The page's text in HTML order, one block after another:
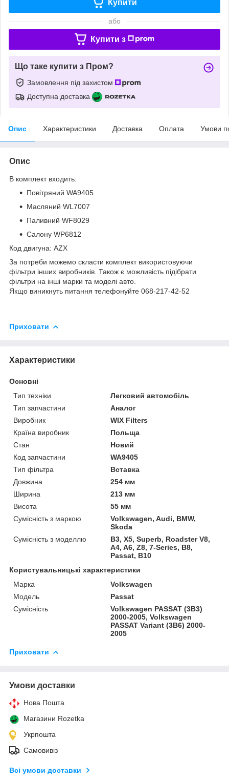
Купити
або
Купити з
Що таке купити з Пром?
Замовлення під захистом
Доступна доставка
Опис Характеристики Доставка Оплата Умови
Опис
В комплект входить:
Повітряний WA9405
Масляний WL7007
Паливний WF8029
Салону WP6812
Код двигуна: AZX
За потреби можемо скласти комплект використовуючи
фільтри інших виробників. Також є можливість підібрати
фільтри на інші марки та моделі авто.
Якщо виникнуть питання телефонуйте 068-217-42-52
Приховати
Характеристики
Основні
Тип техніки
Легковий автомобіль
Тип запчастини
Аналог
Виробник
WIX Filters
Країна виробник
Польща
Стан
Новий
Код запчастини
WA9405
Тип фільтра
Вставка
Довжина
254 мм
Ширина
213 мм
Висота
55 мм
Сумісність з маркою
Volkswagen, Audi, BMW,
Skoda
Сумісність з моделлю
B3, X5, Superb, Roadster V8,
A4, A6, Z8, 7-Series, B8,
Passat, B10
Користувальницькі характеристики
Марка
Volkswagen
Модель
Passat
Сумісність
Volkswagen PASSAT (3B3)
2000-2005, Volkswagen
PASSAT Variant (3B6) 2000-
2005
Приховати
Умови доставки
Нова Пошта
Магазини Rozetka
Укрпошта
Самовивіз
Всі умови доставки